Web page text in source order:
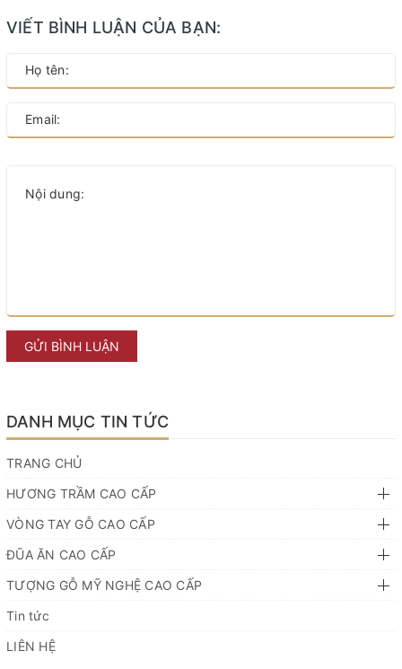
VIẾT BÌNH LUẬN CỦA BẠN:
GỬI BÌNH LUẬN
DANH MỤC TIN TỨC
TRANG CHỦ
HƯƠNG TRẦM CAO CẤP
VÒNG TAY GỖ CAO CẤP
ĐŨA ĂN CAO CẤP
TƯỢNG GỖ MỸ NGHỆ CAO CẤP
Tin tức
LIÊN HỆ